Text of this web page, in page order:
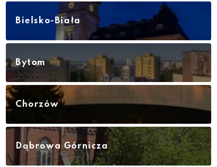
Bielsko-Biała
Bytom
Chorzów
Dąbrowa Górnicza